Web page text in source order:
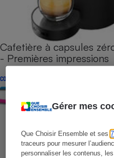
Gérer mes
Que Choisir Ensemble et ses
traceurs pour mesurer
personnaliser les contenus,
Cafetière à capsules
- Premières impressions
CONSEILS